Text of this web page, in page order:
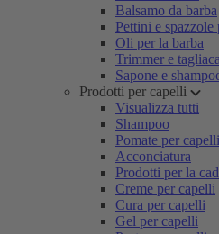
Balsamo da barba
Pettini e spazzole
Oli per la barba
Trimmer e
Sapone e
Prodotti per capelli
Visualizza tutti
Shampoo
Pomate per capelli
Acconciatura
Prodotti per la
Creme per capelli
Cura per capelli
Gel per capelli